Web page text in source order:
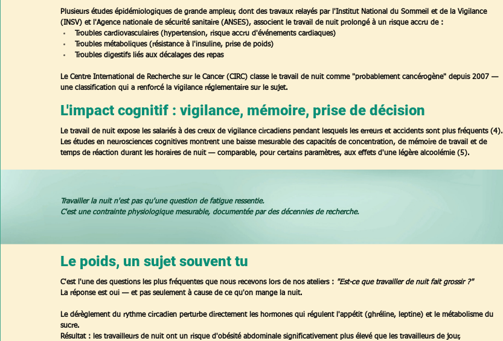
Plusieurs études épidémiologiques de grande ampleur, dont des travaux relayés par l'Institut National du Sommeil et de la Vigilance
(INSV) et l'Agence nationale de sécurité sanitaire (ANSES), associent le travail de nuit prolongé à un risque accru de :
Troubles cardiovasculaires (hypertension, risque accru d'événements cardiaques)
Troubles métaboliques (résistance à l'insuline, prise de poids)
Troubles digestifs liés aux décalages des repas
Le Centre International de Recherche sur le Cancer (CIRC) classe le travail de nuit comme "probablement cancérogène" depuis 2007 —
une classification qui a renforcé la vigilance réglementaire sur le sujet.
L'impact cognitif : vigilance, mémoire, prise de décision
Le travail de nuit expose les salariés à des creux de vigilance circadiens pendant lesquels les erreurs et accidents sont plus fréquents (4).
Les études en neurosciences cognitives montrent une baisse mesurable des capacités de concentration, de mémoire de travail et de
temps de réaction durant les horaires de nuit — comparable, pour certains paramètres, aux effets d'une légère alcoolémie (5).
Travailler la nuit n'est pas qu'une question de fatigue ressentie.
C'est une contrainte physiologique mesurable, documentée par des décennies de recherche.
Le poids, un sujet souvent tu
C'est l'une des questions les plus fréquentes que nous recevons lors de nos ateliers : "Est-ce que travailler de nuit fait grossir ?"
La réponse est oui — et pas seulement à cause de ce qu'on mange la nuit.
Le dérèglement du rythme circadien perturbe directement les hormones qui régulent l'appétit (ghréline, leptine) et le métabolisme du
sucre.
Résultat : les travailleurs de nuit ont un risque d'obésité abdominale significativement plus élevé que les travailleurs de jour,